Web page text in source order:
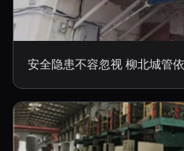
安全隐患不容忽视 柳北城管